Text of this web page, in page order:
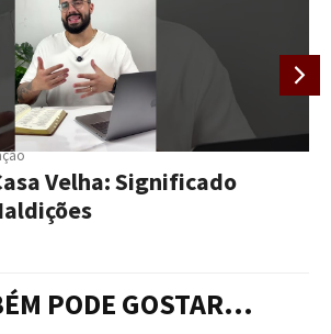
Velha: Significado
PODE GOSTAR...